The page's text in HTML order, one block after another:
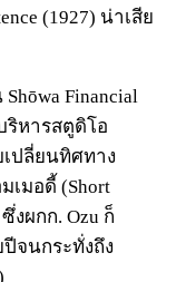
(1927) น่าเสีย
Financial
ริหารสตูดิโอ
ปลี่ยนทิศทาง
เมอดี้ (Short
งผกก. Ozu ก็
จนกระทั่งถึง